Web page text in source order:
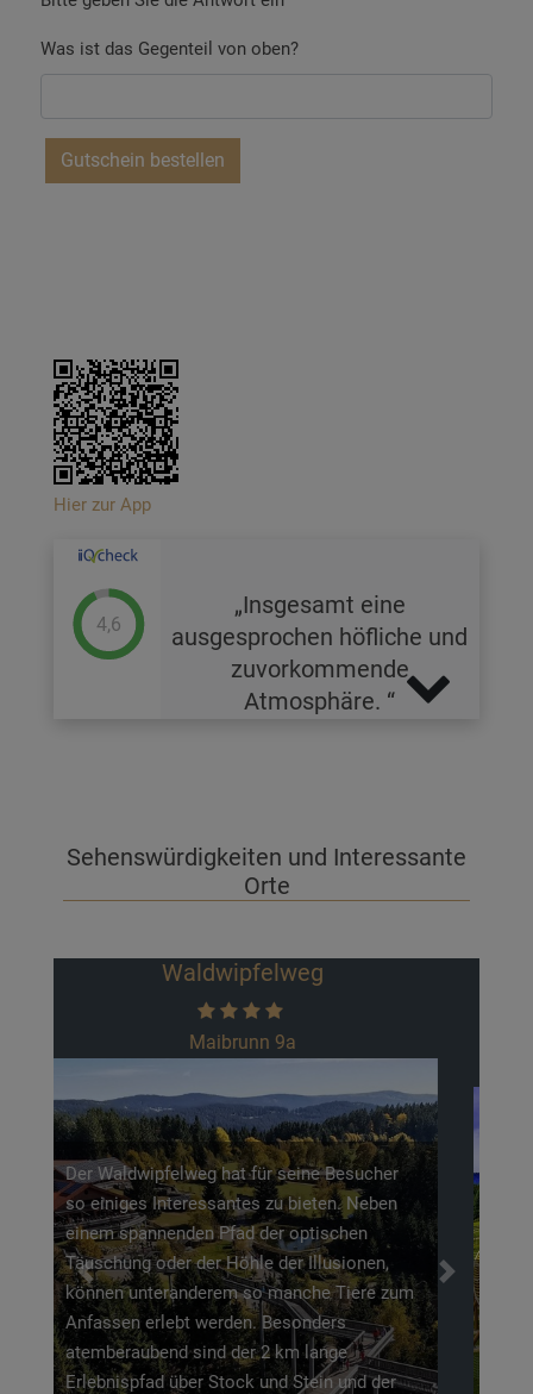
Was ist das Gegenteil von oben?
Hier zur App
4,6
Insgesamt eine
ausgesprochen höfliche und
zuvorkommende
Atmosphäre.
Sehenswürdigkeiten und Interessante
Orte
Rodel- und Freizeitparadies St.
Englmar
Erleben Sie auf 75.000 m³ über 30
unterschiedliche Attraktionen, von
Sommerrodelbahn bis Streichelzoo ist
garantiert für jeden etwas dabei. Auch das
Previous Next